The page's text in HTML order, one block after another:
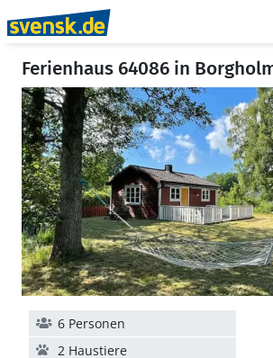
Ferienhaus 64086 in
6 Personen
2 Haustiere